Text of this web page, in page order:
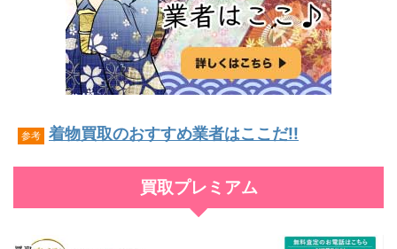
参考 着物買取のおすすめ業者はここだ!!
買取プレミアム